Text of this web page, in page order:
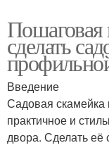
Пошаговая
сделать
Введение
Садовая
практичное и
двора. Сделать её